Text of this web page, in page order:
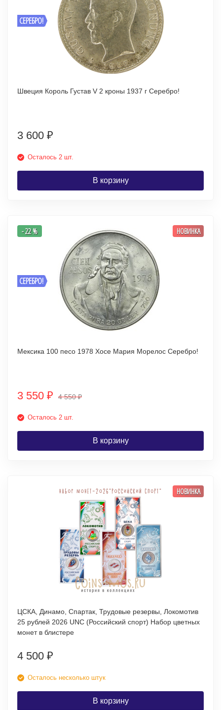
СЕРЕБРО!
Швеция Король Густав V 2 кроны 1937 г Серебро!
3 600 ₽
Осталось 2 шт.
В корзину
СЕРЕБРО!
- 22 % НОВИНКА
Мексика 100 песо 1978 Хосе Мария Морелос Серебро!
3 550 ₽ 4 550₽
Осталось 2 шт.
В корзину
НОВИНКА
ЦСКА, Динамо, Спартак, Трудовые резервы, Локомотив
25 рублей 2026 UNC (Российский спорт) Набор цветных
монет в блистере
4 500 ₽
Осталось несколько штук
В корзину